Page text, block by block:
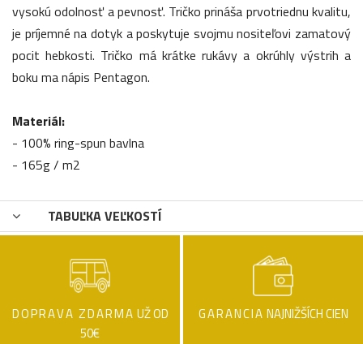
vysokú odolnosť a pevnosť. Tričko prináša prvotriednu kvalitu,
je príjemné na dotyk a poskytuje svojmu nositeľovi zamatový
pocit hebkosti. Tričko má krátke rukávy a okrúhly výstrih a
boku ma nápis Pentagon.
Materiál:
- 100% ring-spun bavlna
- 165g / m2
TABUĽKA VEĽKOSTÍ
DOPRAVA ZDARMA UŽ OD
50€
GARANCIA NAJNIŽŠÍCH CIEN